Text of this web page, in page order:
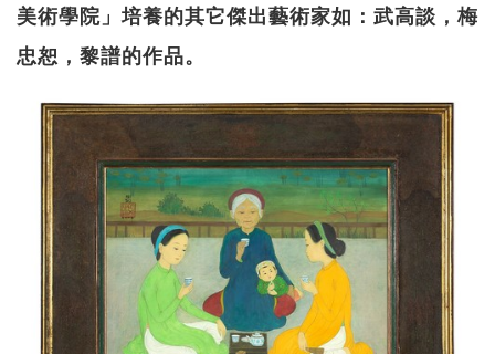
美術學院」培養的其它傑出藝術家如：武高談，梅
忠恕，黎譜的作品。